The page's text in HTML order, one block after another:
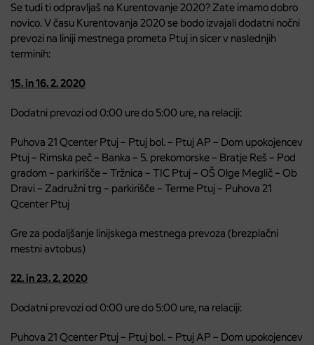
Se tudi ti odpravljaš na Kurentovanje 2020? Zate imamo dobro
novico. V času Kurentovanja 2020 se bodo izvajali dodatni nočni
prevozi na liniji mestnega prometa Ptuj in sicer v naslednjih
terminih:
15. in 16. 2. 2020
Dodatni prevozi od 0:00 ure do 5:00 ure, na relaciji:
Puhova 21 Qcenter Ptuj – Ptuj bol. – Ptuj AP – Dom upokojencev
Ptuj – Rimska peč – Banka – 5. prekomorske – Bratje Reš – Pod
gradom – parkirišče – Tržnica – TIC Ptuj – OŠ Olge Meglič – Ob
Dravi – Zadružni trg – parkirišče – Terme Ptuj – Puhova 21
Qcenter Ptuj
Gre za podaljšanje linijskega mestnega prevoza (brezplačni
mestni avtobus)
22. in 23. 2. 2020
Dodatni prevozi od 0:00 ure do 5:00 ure, na relaciji:
Puhova 21 Qcenter Ptuj – Ptuj bol. – Ptuj AP – Dom upokojencev